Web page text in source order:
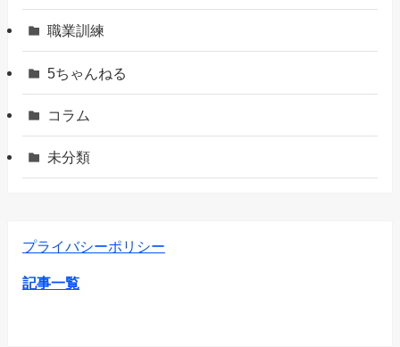
職業訓練
5ちゃんねる
コラム
未分類
プライバシーポリシー
記事一覧